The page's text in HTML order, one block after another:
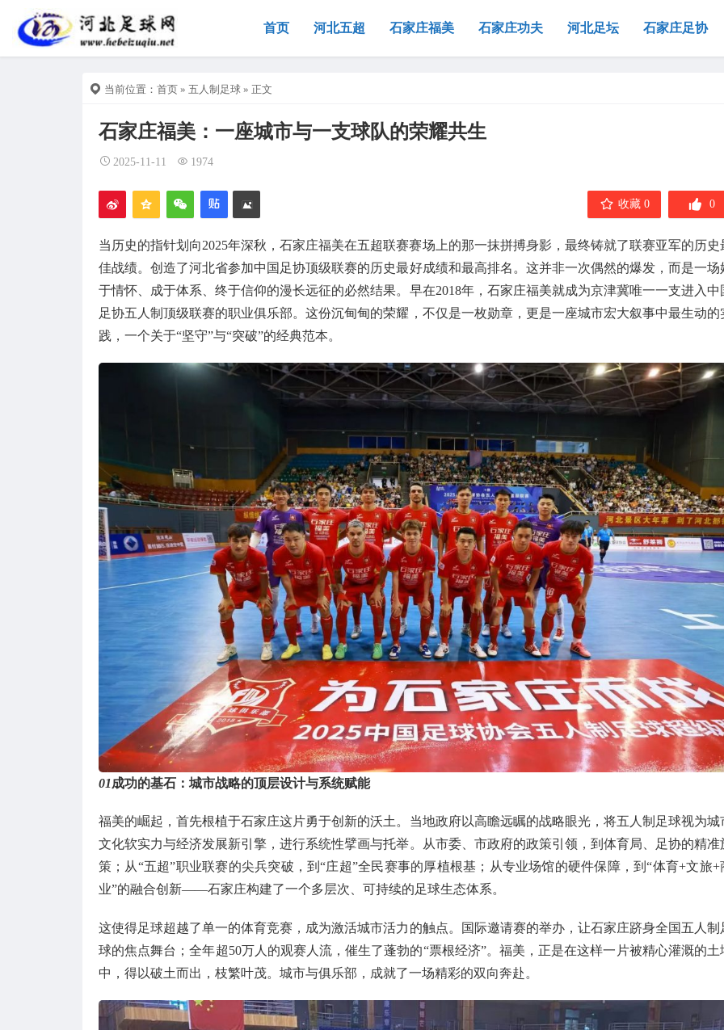
首页 河北五超 石家庄福美 石家庄功夫 河北足坛 石家庄足协
当前位置： 首页 » 五人制足球 » 正文
石家庄福美：一座城市与一支球队的荣耀共生
2025-11-11 1974
收藏 0 0
当历史的指针划向2025年深秋，石家庄福美在五超联赛赛场上的那一抹拼搏身影，最终铸就了联赛亚军的历史
佳战绩。创造了河北省参加中国足协顶级联赛的历史最好成绩和最高排名。这并非一次偶然的爆发，而是一场
于情怀、成于体系、终于信仰的漫长远征的必然结果。早在2018年，石家庄福美就成为京津冀唯一一支进入中
足协五人制顶级联赛的职业俱乐部。这份沉甸甸的荣耀，不仅是一枚勋章，更是一座城市宏大叙事中最生动的
践，一个关于“坚守”与“突破”的经典范本。
01成功的基石：城市战略的顶层设计与系统赋能
福美的崛起，首先根植于石家庄这片勇于创新的沃土。当地政府以高瞻远瞩的战略眼光，将五人制足球视为城
文化软实力与经济发展新引擎，进行系统性擘画与托举。从市委、市政府的政策引领，到体育局、足协的精准
策；从“五超”职业联赛的尖兵突破，到“庄超”全民赛事的厚植根基；从专业场馆的硬件保障，到“体育+文旅+
业”的融合创新——石家庄构建了一个多层次、可持续的足球生态体系。
这使得足球超越了单一的体育竞赛，成为激活城市活力的触点。国际邀请赛的举办，让石家庄跻身全国五人制
球的焦点舞台；全年超50万人的观赛人流，催生了蓬勃的“票根经济”。福美，正是在这样一片被精心灌溉的土
中，得以破土而出，枝繁叶茂。城市与俱乐部，成就了一场精彩的双向奔赴。